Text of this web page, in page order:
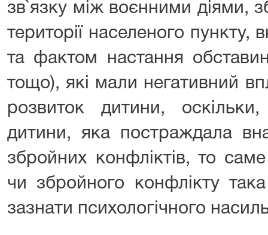
зв`язку між воєнними діями,
території населеного пункту,
та фактом настання
тощо), які мали негативний
розвиток дитини,
дитини, яка постраждала
збройних конфліктів, то
чи збройного конфлікту
зазнати психологічного